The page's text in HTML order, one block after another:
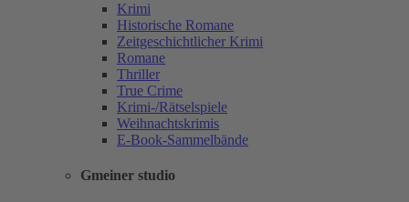
Krimi
Historische Romane
Zeitgeschichtlicher Krimi
Romane
Thriller
True Crime
Krimi-/Rätselspiele
Weihnachtskrimis
E-Book-Sammelbände
Gmeiner studio